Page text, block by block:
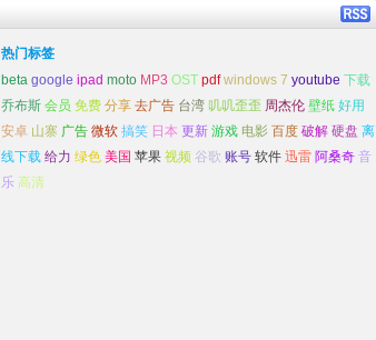
热门标签
beta google ipad moto MP3 OST pdf windows 7 youtube 下载
乔布斯 会员 免费 分享 去广告 台湾 叽叽歪歪 周杰伦 壁纸 好用
安卓 山寨 广告 微软 搞笑 日本 更新 游戏 电影 百度 破解 硬盘 离
线下载 给力 绿色 美国 苹果 视频 谷歌 账号 软件 迅雷 阿桑奇 音
乐 高清